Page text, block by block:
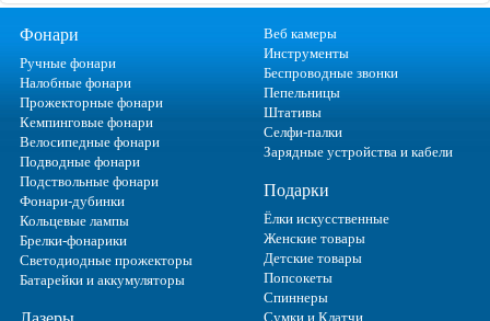
Фонари
Ручные фонари
Налобные фонари
Прожекторные фонари
Кемпинговые фонари
Велосипедные фонари
Подводные фонари
Подствольные фонари
Фонари-дубинки
Кольцевые лампы
Брелки-фонарики
Светодиодные прожекторы
Батарейки и аккумуляторы
Веб камеры
Инструменты
Беспроводные звонки
Пепельницы
Штативы
Селфи-палки
Зарядные устройства и кабели
Подарки
Ёлки искусственные
Женские товары
Детские товары
Попсокеты
Спиннеры
Сумки и Клатчи